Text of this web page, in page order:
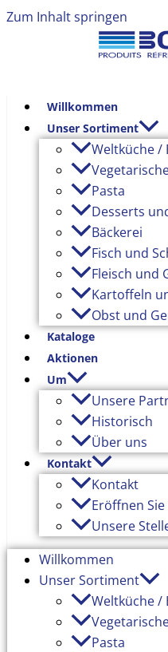
Zum Inhalt springen
Willkommen
Unser Sortiment
Weltküche /
Pasta
Desserts
Bäckerei
Fisch und
Fleisch und
Kartoffeln
Obst und
Kataloge
Aktionen
Um
Unsere
Historisch
Über uns
Kontakt
Kontakt
Eröffnen
Unsere
Willkommen
Unser Sortiment
Weltküche /
Pasta